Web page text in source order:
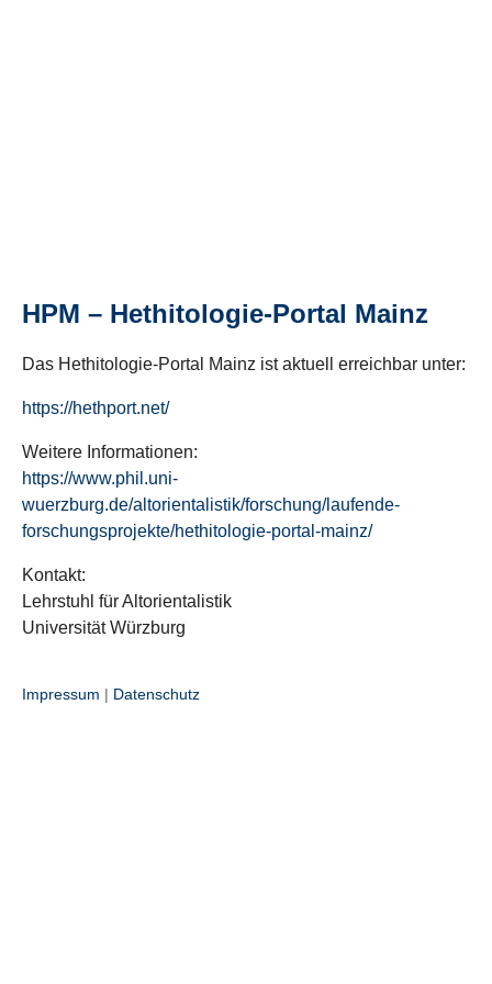
HPM – Hethitologie-Portal Mainz
Das Hethitologie-Portal Mainz ist aktuell erreichbar unter:
https://hethport.net/
Weitere Informationen:
https://www.phil.uni-
wuerzburg.de/altorientalistik/forschung/laufende-
forschungsprojekte/hethitologie-portal-mainz/
Kontakt:
Lehrstuhl für Altorientalistik
Universität Würzburg
Impressum | Datenschutz